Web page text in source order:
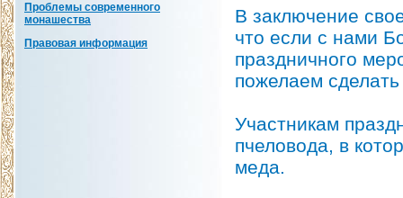
Проблемы современного
монашества
Правовая информация
В заключение
что если с нами
праздничного
пожелаем
Участникам
пчеловода, в
меда.